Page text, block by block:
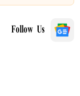
Follow Us